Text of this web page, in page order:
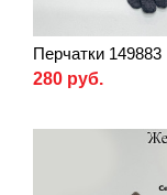
Перчатки 149883
280 руб.